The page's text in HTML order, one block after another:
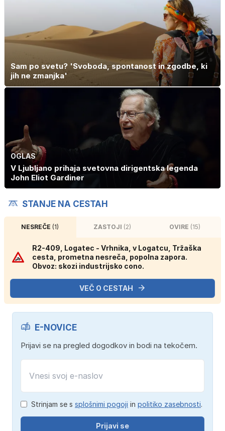
Sam po svetu? 'Svoboda, spontanost in zgodbe, ki
jih ne zmanjka'
OGLAS
V Ljubljano prihaja svetovna dirigentska legenda
John Eliot Gardiner
STANJE NA CESTAH
NESREČE(1) ZASTOJI (2) OVIRE (15)
R2-409, Logatec - Vrhnika, v Logatcu, Tržaška
cesta, prometna nesreča, popolna zapora.
Obvoz: skozi industrijsko cono.
VEČ O CESTAH
E-NOVICE
Prijavi se na pregled dogodkov in bodi na tekočem.
Strinjam se s splošnimi pogoji in politiko zasebnosti.
Prijavi se